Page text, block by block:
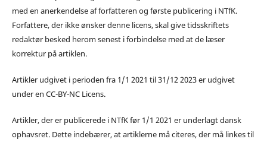
med en anerkendelse af forfatteren og første publicering i NTfK.
Forfattere, der ikke ønsker denne licens, skal give tidsskriftets
redaktør besked herom senest i forbindelse med at de læser
korrektur på artiklen.
Artikler udgivet i perioden fra 1/1 2021 til 31/12 2023 er udgivet
under en CC-BY-NC Licens.
Artikler, der er publicerede i NTfK før 1/1 2021 er underlagt dansk
ophavsret. Dette indebærer, at artiklerne må citeres, der må linkes til